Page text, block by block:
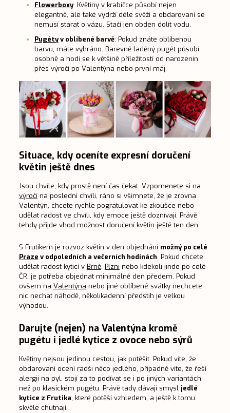
Flowerboxy: Květiny v krabičce působí nejen
elegantně, ale také vydrží déle svěží a obdarovaní se
nemusí starat o vázu. Stačí jen obden dolít vodu.
Pugétyv oblíbené barvě: Pokud znáte oblíbenou
barvu, máte vyhráno. Barevně laděný pugét působí
osobně a hodí se k většině příležitostí od narozenin
přes výročí po Valentýna nebo první máj.
Situace, kdy oceníte expresní doručení
květin ještě dnes
Jsou chvíle, kdy prostě není čas čekat. Vzpomenete si na
výročína poslední chvíli, ráno si všimnete, že je zrovna
Valentýn, chcete rychle pogratulovat ke zkoušce nebo
udělat radost ve chvíli, kdy emoce ještě doznívají. Právě
tehdy přijde vhod možnost doručení květin ještě ten den.
S Frutikem je rozvoz květin v den objednání možný po celé
Praze v odpoledních a večerních hodinách. Pokud chcete
udělat radost kyticí v Brně, Plzni nebo kdekoli jinde po celé
ČR, je potřeba objednat minimálně den předem. Pokud
ovšem na Valentýna nebo jiné oblíbené svátky nechcete
nic nechat náhodě, několikadenní předstih je velkou
výhodou.
Darujte (nejen) na Valentýna kromě
pugétu i jedlé kytice z ovoce nebo sýrů
Květiny nejsou jedinou cestou, jak potěšit. Pokud víte, že
obdarovaní ocení radši něco jedlého, případně víte, že řeší
alergii na pyl, stojí za to podívat se i po jiných variantách
než po klasickém pugétu. Právě tady dávají smysl jedlé
kytice z Frutika, které potěší vzhledem, a ještě k tomu
skvěle chutnají.